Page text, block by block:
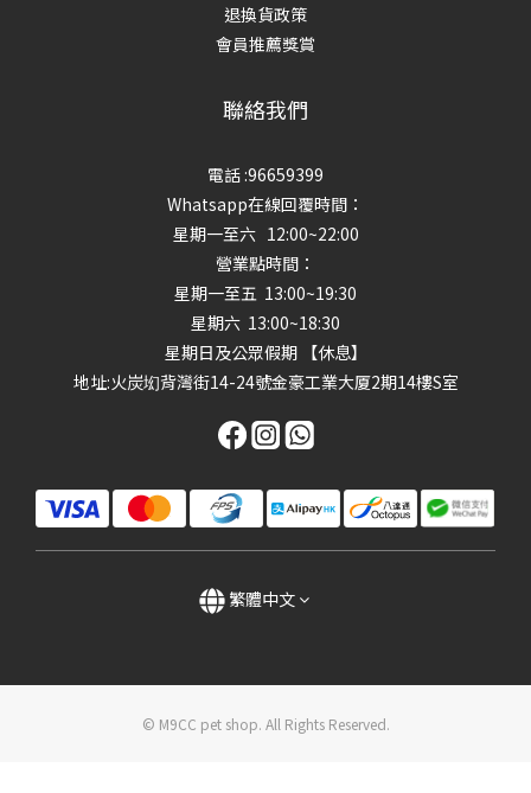
退換貨政策
會員推薦獎賞
聯絡我們
電話 :96659399
Whatsapp在線回覆時間：
星期一至六 12:00~22:00
營業點時間：
星期一至五 13:00~19:30
星期六 13:00~18:30
星期日及公眾假期 【休息】
地址:火炭㘭背灣街14-24號金豪工業大厦2期14樓S室
繁體中文
© M9CC pet shop. All Rights Reserved.